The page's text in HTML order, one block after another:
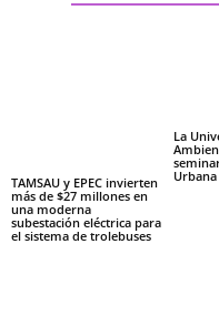
TAMSAU y EPEC invierten
más de $27 millones en
una moderna
subestación eléctrica para
el sistema de trolebuses
La
Urbana